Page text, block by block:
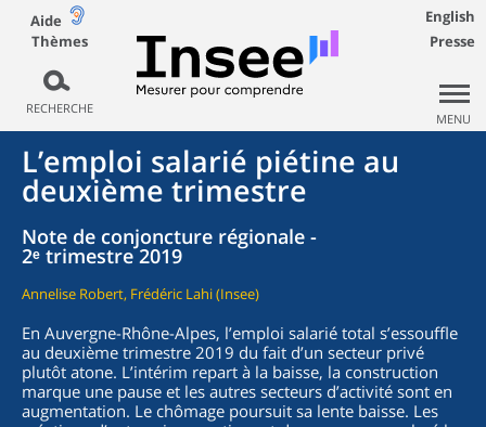
Aide
Thèmes
RECHERCHE
English
Presse
MENU
L’emploi salarié piétine au
deuxième trimestre
Note de conjoncture régionale -
2ᵉ trimestre 2019
Annelise Robert, Frédéric Lahi (Insee)
En Auvergne-Rhône-Alpes, l’emploi salarié total s’essouffle
au deuxième trimestre 2019 du fait d’un secteur privé
plutôt atone. L’intérim repart à la baisse, la construction
marque une pause et les autres secteurs d’activité sont en
augmentation. Le chômage poursuit sa lente baisse. Les